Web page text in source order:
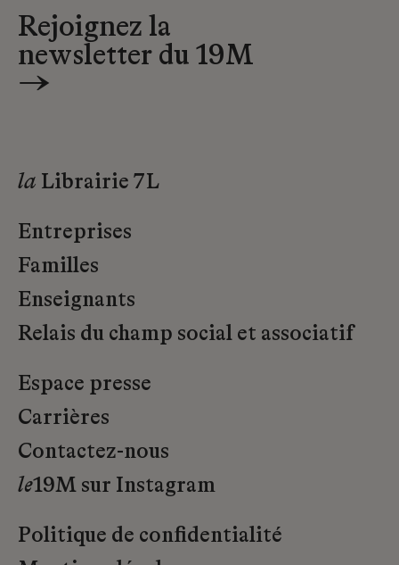
Rejoignez la
newsletter du 19M
→
la Librairie 7L
Entreprises
Familles
Enseignants
Relais du champ social et associatif
Espace presse
Carrières
Contactez-nous
le19M sur Instagram
Politique de confidentialité